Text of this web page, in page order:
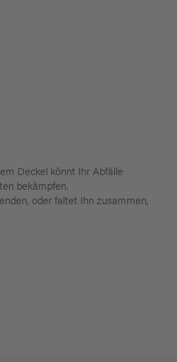
Deckel könnt Ihr Abfälle
bekämpfen.
oder faltet Ihn zusammen,